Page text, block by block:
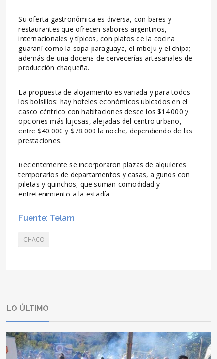
Su oferta gastronómica es diversa, con bares y
restaurantes que ofrecen sabores argentinos,
internacionales y típicos, con platos de la cocina
guaraní como la sopa paraguaya, el mbeju y el chipa;
además de una docena de cervecerías artesanales de
producción chaqueña.
La propuesta de alojamiento es variada y para todos
los bolsillos: hay hoteles económicos ubicados en el
casco céntrico con habitaciones desde los $14.000 y
opciones más lujosas, alejadas del centro urbano,
entre $40.000 y $78.000 la noche, dependiendo de las
prestaciones.
Recientemente se incorporaron plazas de alquileres
temporarios de departamentos y casas, algunos con
piletas y quinchos, que suman comodidad y
entretenimiento a la estadía.
Fuente: Telam
CHACO
LO ÚLTIMO